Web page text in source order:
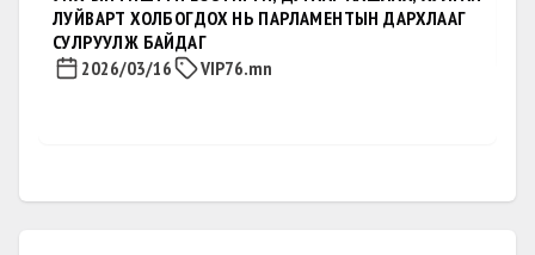
МАН-ЫН БҮЛЭГ: Нийгмийн
даатгалын хуулийг уих-ын
ЛУЙВАРТ ХОЛБОГДОХ НЬ ПАРЛАМЕНТЫН ДАРХЛААГ
СУЛРУУЛЖ БАЙДАГ
2026/03/16
VIP76.mn